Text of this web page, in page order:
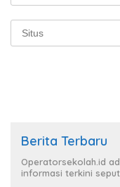
Berita Terbaru
Operatorsekolah.id
informasi terkini